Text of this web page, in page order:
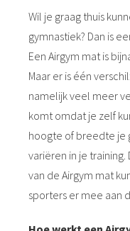
Wil je graag thuis
gymnastiek? Dan is
Een Airgym mat is
Maar er is één
namelijk veel meer
komt omdat je zelf
hoogte of breedte je
variëren in je
van de Airgym mat
sporters er mee aan